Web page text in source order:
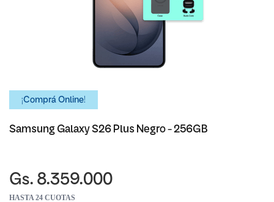
¡Comprá Online!
Samsung Galaxy S26 Plus Negro - 256GB
Gs. 8.359.000
HASTA 24 CUOTAS